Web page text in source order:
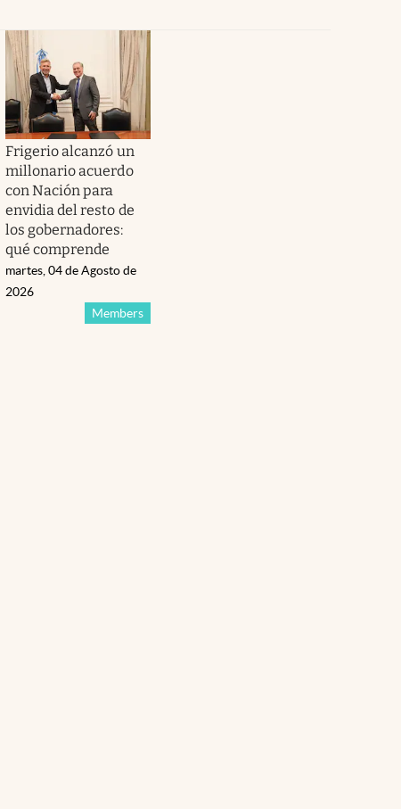
Frigerio alcanzó un
millonario acuerdo
con Nación para
envidia del resto de
los gobernadores:
qué comprende
Members
martes, 04 de Agosto de
2026